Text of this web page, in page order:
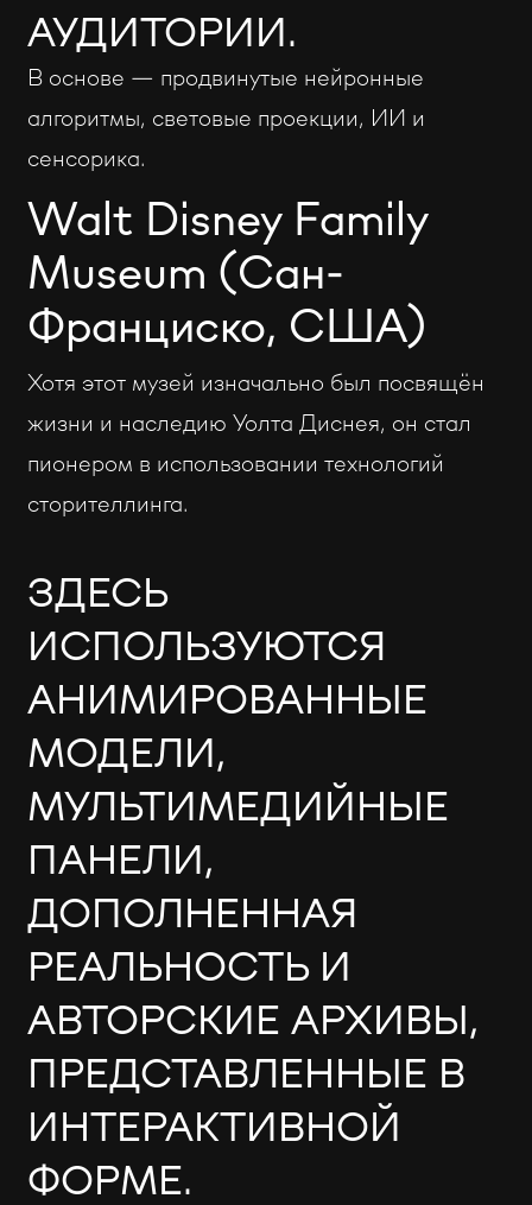
АУДИТОРИИ.
В основе — продвинутые нейронные
алгоритмы, световые проекции, ИИ и
сенсорика.
Walt Disney Family
Museum (Сан-
Франциско, США)
Хотя этот музей изначально был посвящён
жизни и наследию Уолта Диснея, он стал
пионером в использовании технологий
сторителлинга.
ЗДЕСЬ
ИСПОЛЬЗУЮТСЯ
АНИМИРОВАННЫЕ
МОДЕЛИ,
МУЛЬТИМЕДИЙНЫЕ
ПАНЕЛИ,
ДОПОЛНЕННАЯ
РЕАЛЬНОСТЬ И
АВТОРСКИЕ АРХИВЫ,
ПРЕДСТАВЛЕННЫЕ В
ИНТЕРАКТИВНОЙ
ФОРМЕ.